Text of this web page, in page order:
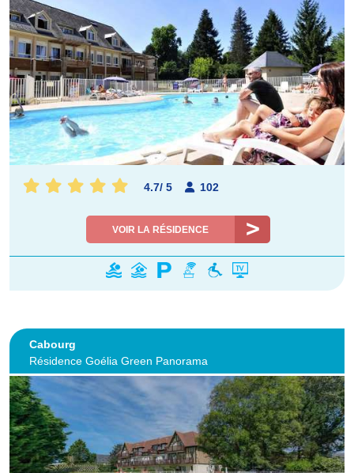
4.7/ 5 102
VOIR LA RÉSIDENCE
Cabourg
Résidence Goélia Green Panorama